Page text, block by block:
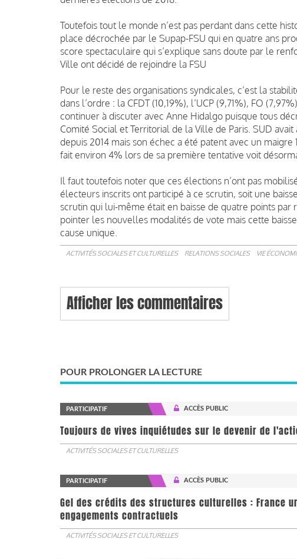
Toutefois tout le monde n’est pas perdant dans cette
place décrochée par le Supap-FSU qui en quatre ans
score spectaculaire qui s’explique sans doute par le
Ville ont décidé de rejoindre la FSU
Pour le reste des organisations syndicales, c’est la
dans l’ordre : la CFDT (10,19%), l’UCP (9,71%), FO
continuer à discuter avec Anne Hidalgo puisque tous
Comité Social et Territorial de la Ville de Paris. SUD
depuis 2014 mais son échec a été patent avec un maigre
fait environ 4% lors de sa première tentative voit
Il faut toutefois noter que ces élections n’ont pas
électeurs inscrits ont participé à ce scrutin, soit une
scrutin qui lui-même était en baisse de quatre points
pointer les nouvelles modalités de vote mais cette
cause unique.
ACTIVITÉS SOCIALES ET CULTURELLES RELATIONS SOCIALES VIE
Afficher les commentaires
POUR PROLONGER LA LECTURE
PARTICIPATIF ACCÈS PUBLIC
Toujours de vives inquiétudes sur le devenir de
ACTIVITÉS SOCIALES ET CULTURELLES
PARTICIPATIF ACCÈS PUBLIC
Gel des crédits des structures culturelles : France
engagements contractuels
ACTIVITÉS SOCIALES ET CULTURELLES